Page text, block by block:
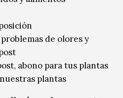
de olores y
abono para tus plantas
plantas